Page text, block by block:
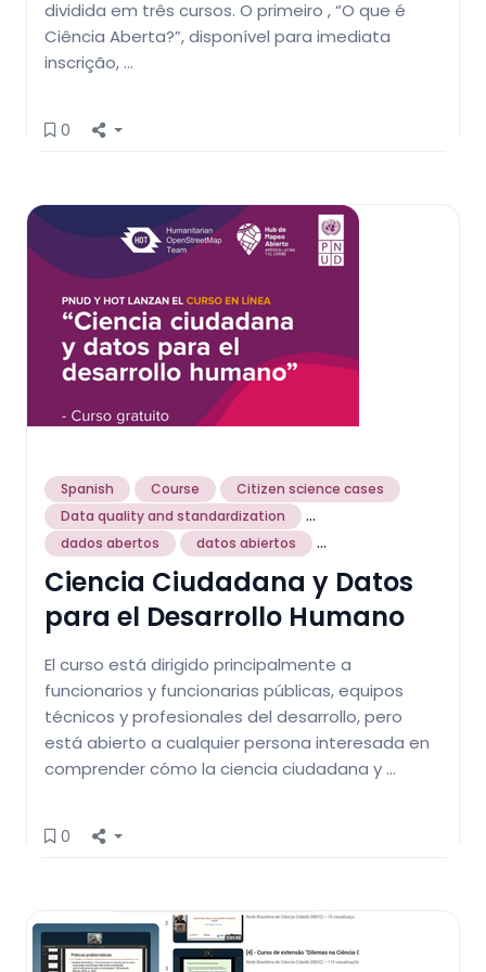
dividida em três cursos. O primeiro , “O que é
Ciência Aberta?”, disponível para imediata
inscrição, …
0
Spanish Course
Citizen science cases
Data quality and standardization
...
dados abertos datos abiertos ...
Ciencia Ciudadana y Datos
para el Desarrollo Humano
El curso está dirigido principalmente a
funcionarios y funcionarias públicas, equipos
técnicos y profesionales del desarrollo, pero
está abierto a cualquier persona interesada en
comprender cómo la ciencia ciudadana y …
0